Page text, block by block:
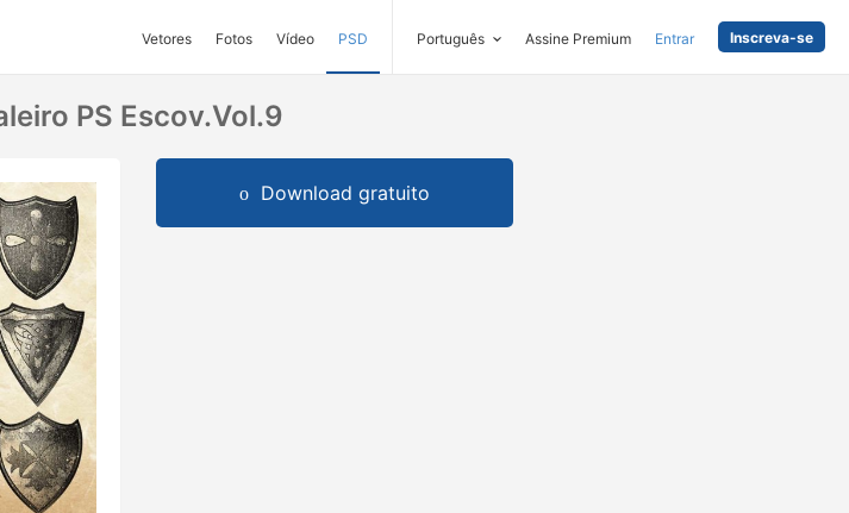
Vetores Fotos Vídeo PSD Português Assine Premium Entrar Inscreva-se
PS Escov.vol.9
Download gratuito